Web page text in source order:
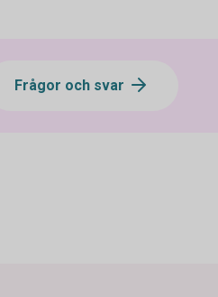
Frågor och svar